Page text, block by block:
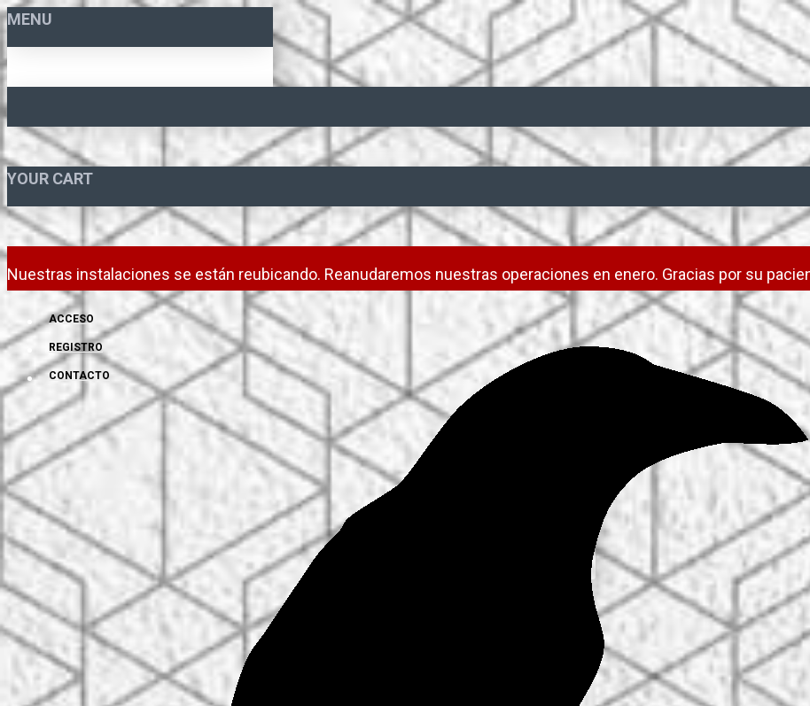
MENU
YOUR CART
Nuestras instalaciones se están reubicando. Reanudaremos nuestras operaciones en enero. Gracias por su
ACCESO
REGISTRO
CONTACTO